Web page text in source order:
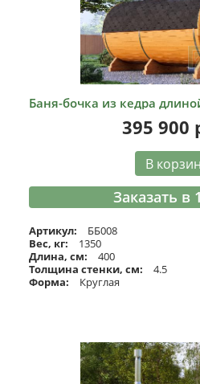
Баня-бочка из кедра
395 900
В
Заказать в
Артикул:
ББ008
Вес, кг:
1350
Длина, см:
400
Толщина стенки, см:
4.5
Форма:
Круглая